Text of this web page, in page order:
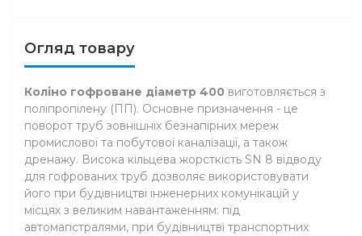
Огляд товару
Коліно гофроване діаметр 400 виготовляється з
поліпропілену (ПП). Основне призначення - це
поворот труб зовнішніх безнапірних мереж
промислової та побутової каналізації, а також
дренажу. Висока кільцева жорсткість SN 8 відводу
для гофрованих труб дозволяє використовувати
його при будівництві інженерних комунікацій у
місцях з великим навантаженням: під
автомагістралями, при будівництві транспортних